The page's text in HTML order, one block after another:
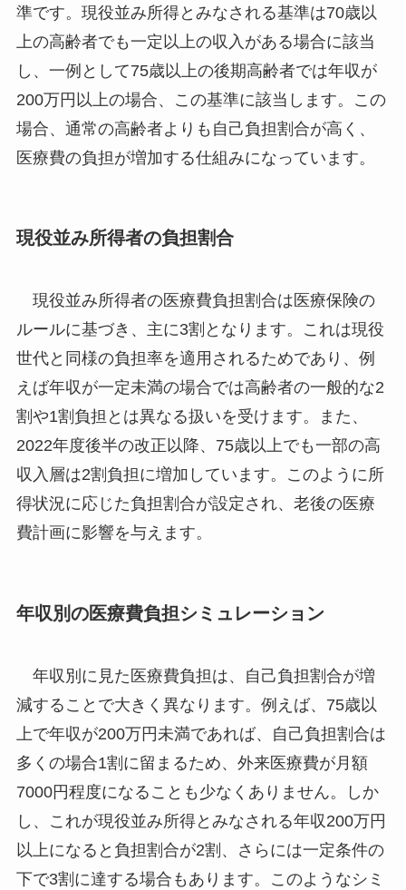
準です。現役並み所得とみなされる基準は70歳以
上の高齢者でも一定以上の収入がある場合に該当
し、一例として75歳以上の後期高齢者では年収が
200万円以上の場合、この基準に該当します。この
場合、通常の高齢者よりも自己負担割合が高く、
医療費の負担が増加する仕組みになっています。
現役並み所得者の負担割合
現役並み所得者の医療費負担割合は医療保険の
ルールに基づき、主に3割となります。これは現役
世代と同様の負担率を適用されるためであり、例
えば年収が一定未満の場合では高齢者の一般的な2
割や1割負担とは異なる扱いを受けます。また、
2022年度後半の改正以降、75歳以上でも一部の高
収入層は2割負担に増加しています。このように所
得状況に応じた負担割合が設定され、老後の医療
費計画に影響を与えます。
年収別の医療費負担シミュレーション
年収別に見た医療費負担は、自己負担割合が増
減することで大きく異なります。例えば、75歳以
上で年収が200万円未満であれば、自己負担割合は
多くの場合1割に留まるため、外来医療費が月額
7000円程度になることも少なくありません。しか
し、これが現役並み所得とみなされる年収200万円
以上になると負担割合が2割、さらには一定条件の
下で3割に達する場合もあります。このようなシミ